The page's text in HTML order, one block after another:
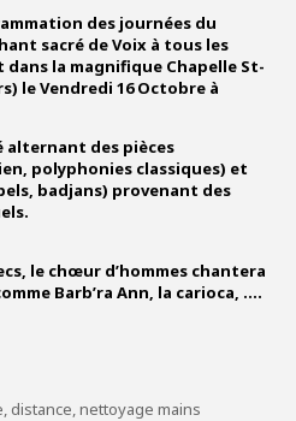
des journées du
sacré de Voix à tous les
la magnifique Chapelle St-
le Vendredi 16 Octobre à
alternant des pièces
polyphonies classiques) et
badjans) provenant des
le chœur d’hommes chantera
Barb’ra Ann, la carioca, ….
distance, nettoyage mains